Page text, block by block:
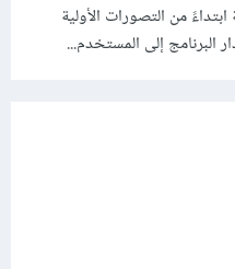
من التصورات الأولية
البرنامج إلى المستخدم...